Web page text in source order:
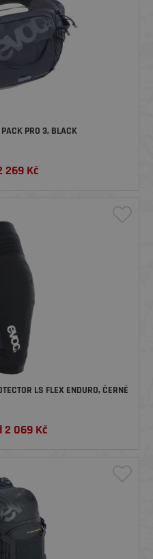
PRO 3, BLACK
269 Kč
LS FLEX ENDURO, ČERNÉ
2 069Kč